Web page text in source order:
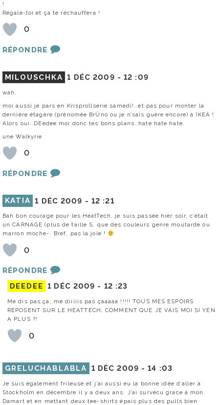
!
Régale-toi et ça te réchauffera !
0
RÉPONDRE
MILOUSCHKA 1 DÉC 2009 -12 :09
wah.
moi aussi je pars en Krisprollserie samedi!..et pas pour monter la
dernière étagère (prénomée BrÜno ou je n’sais guère encore) à IKEA !
Alors oui..DEedee moi donc tes bons plans..hate hate hate.
une Walkyrie
0
RÉPONDRE
KATIA 1 DÉC 2009 - 12 :21
Bah bon courage pour les HeatTech, je suis passée hier soir, c’était
un CARNAGE (plus de taille S, que des couleurs genre moutarde ou
marron moche-. Bref, pas la joie !
0
RÉPONDRE
DEEDEE 1 DÉC 2009 - 12 :23
Me dis pas ça, me diiiiis pas çaaaaa !!!!! TOUS MES ESPOIRS
REPOSENT SUR LE HEATTECH, COMMENT QUE JE VAIS MOI SI YEN
A PLUS ?!
0
GRELUCHABLABLA 1 DÉC 2009 -14 :03
Je suis également frileuse et j’ai aussi eu la bonne idée d’aller à
Stockholm en décembre il y a deux ans. J’ai survécu grace à mon
Damart et en mettant deux tee-shirts épais plus des pulls bien